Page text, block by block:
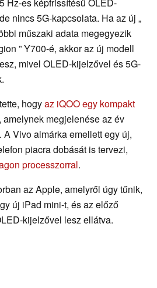
nincs 5G-kapcsolata. Ha az új „
műszaki adata megegyezik
” Y700-é, akkor az új modell
mivel OLED-kijelzővel és 5G-
hogyaz iQOO egy kompakt
, amelynek megjelenése az év
A Vivo almárka emellett egy új,
piacra dobását is tervezi,
processzorral.
az Apple, amelyről úgy tűnik,
új iPad mini-t, és az előző
kijelzővel lesz ellátva.